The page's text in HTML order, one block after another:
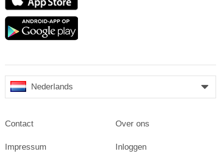
Google
Nederlands
Contact
Impressum
Over ons
Inloggen